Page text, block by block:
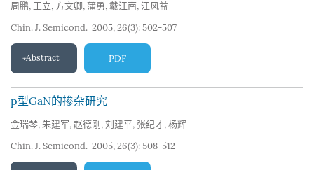
周鹏, 王立, 方文卿, 蒲勇, 戴江南, 江风益
Chin. J. Semicond. 2005, 26(3): 502-507
Abstract PDF
p型GaN的掺杂研究
金瑞琴, 朱建军, 赵德刚 , 刘建平, 张纪才, 杨辉
Chin. J. Semicond. 2005, 26(3): 508-512